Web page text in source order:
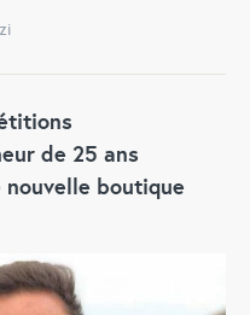
de 25 ans
nouvelle boutique